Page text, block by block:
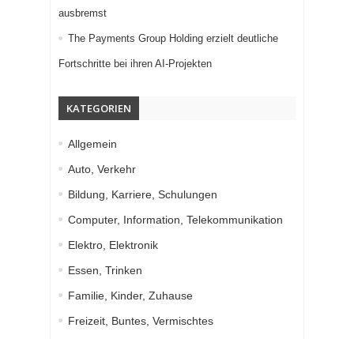
ausbremst
The Payments Group Holding erzielt deutliche
Fortschritte bei ihren AI-Projekten
KATEGORIEN
Allgemein
Auto, Verkehr
Bildung, Karriere, Schulungen
Computer, Information, Telekommunikation
Elektro, Elektronik
Essen, Trinken
Familie, Kinder, Zuhause
Freizeit, Buntes, Vermischtes